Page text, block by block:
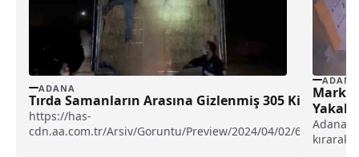
ADANA
Tırda Samanların Arasına Gizlenmiş 305
https://has-
cdn.aa.com.tr/Arsiv/Goruntu/Preview/2024/04/02/63255001/
İl Emniyet Müdürlüğü narkotik ekipleri, Tarsus-Adana-
ADANA
kırarak